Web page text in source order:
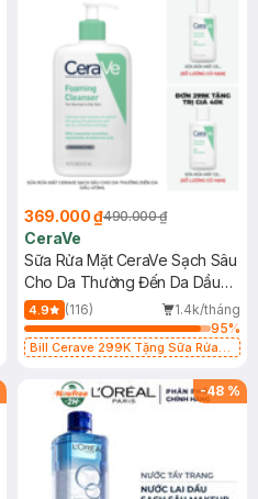
369.000 ₫490.000 ₫
CeraVe
Sữa Rửa Mặt CeraVe Sạch Sâu
Cho Da Thường Đến Da Dầu
473ml
4.9 (116)
1.4k/tháng
95%
Bill Cerave 299K Tặng Sữa Rửa
-48 %